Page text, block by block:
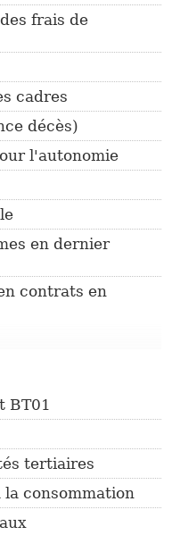
frais de
cadres
décès)
l'autonomie
en dernier
contrats en
BT01
tertiaires
consommation